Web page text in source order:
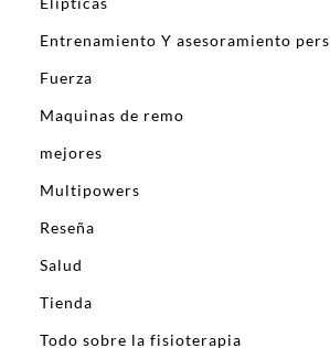
Entrenamiento Y asesoramiento
Fuerza
Maquinas de remo
mejores
Multipowers
Reseña
Salud
Tienda
Todo sobre la fisioterapia